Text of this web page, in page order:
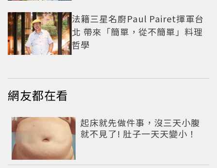
法籍三星名廚Paul Pairet揮軍台
北 帶來「簡單，從不簡單」料理
哲學
網友都在看
起床就先做件事，沒三天小腹
就不見了! 肚子一天天變小！
PR